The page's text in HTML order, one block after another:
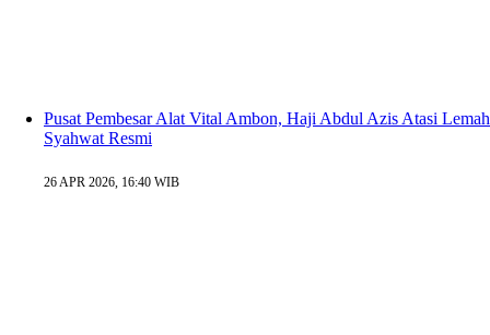
Pusat Pembesar Alat Vital Ambon, Haji Abdul Azis Atasi Lemah
Syahwat Resmi
26 APR 2026, 16:40 WIB